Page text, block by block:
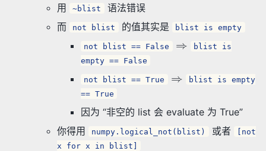
用
~blist
语法错误
而
not blist 的值其实是 blist is empty
not blist == False
blist is
empty == False
not blist == True
blist is empty
== True
因为 “非空的 list 会 evaluate 为 True”
你得用
numpy.logical_not(blist) 或者
[not
x for x in blist]